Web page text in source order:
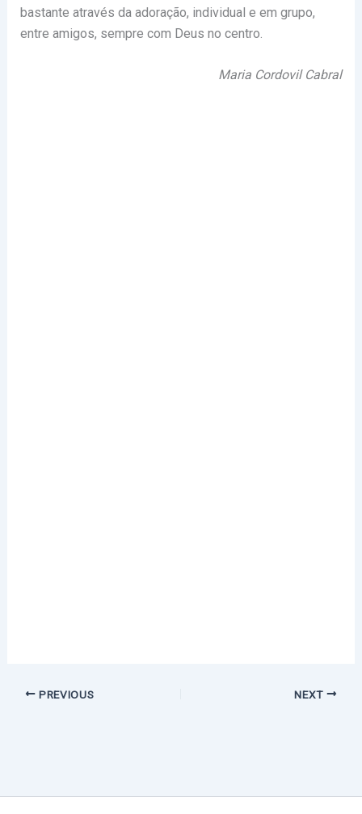
bastante através da adoração, individual e em grupo,
entre amigos, sempre com Deus no centro.
Maria Cordovil Cabral
PREVIOUS NEXT